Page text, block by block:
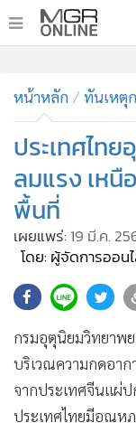
• ทันเหตุการณ์
• ภาคใต้
• ภูมิภาค
• Online Section
• บันเทิง
• ผู้จัดการรายวัน
คอลัมนิสต์
• ละคร
• Cyber BIZ
Good health &
หน้าหลัก ทันเหตุ
ประเทศไท
ลมแรง เห
พื้นที่
เผยแพร่: 19 มี.ค.
โดย: ผู้จัดการออน
กรมอุตุนิยมวิทยาพ
บริเวณความกดอาก
จากประเทศจีนแผ่
ประเทศไทยมีอุณหภู